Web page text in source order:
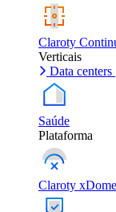
Claroty
Verticais
Data centers
Saúde
Plataforma
Claroty xDome